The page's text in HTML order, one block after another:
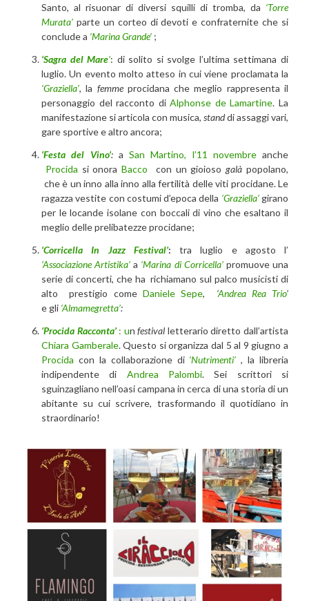
Santo, al risuonar di diversi squilli di tromba, da ‘Torre
Murata’ parte un corteo di devoti e confraternite che si
conclude a ‘Marina Grande’ ;
‘Sagra del Mare’: di solito si svolge l’ultima settimana di
luglio. Un evento molto atteso in cui viene proclamata la
‘Graziella’, la femmeprocidana che meglio rappresenta il
personaggio del racconto diAlphonse de Lamartine. La
manifestazione si articola con musica, standdi assaggi vari,
gare sportive e altro ancora;
‘Festa del Vino’: a San Martino, l’11 novembreanche
Procida si onoraBacco con un gioiosogalàpopolano,
che è un inno alla inno alla fertilità delle viti procidane. Le
ragazza vestite con costumi d’epoca della ‘Graziella’girano
per le locande isolane con boccali di vino che esaltano il
meglio delle prelibatezze procidane;
‘Corricella In Jazz Festival’: tra luglio e agosto l’
‘Associazione Artistika’ a ‘Marina di Corricella’promuove una
serie di concerti, che ha richiamano sul palco musicisti di
alto prestigio come Daniele Sepe, ‘Andrea Rea Trio’
e gli ‘Almamegretta’:
‘Procida Racconta’ : unfestival letterario diretto dall’artista
Chiara Gamberale. Questo si organizza dal 5 al 9 giugno a
Procida con la collaborazione di ‘Nutrimenti’ , la libreria
indipendente di Andrea Palombi. Sei scrittori si
sguinzagliano nell’oasi campana in cerca di una storia di un
abitante su cui scrivere, trasformando il quotidiano in
straordinario!